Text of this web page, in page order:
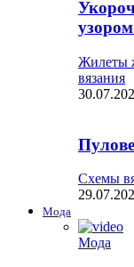
Жилеты
вязания
Схемы
Мода
Мода